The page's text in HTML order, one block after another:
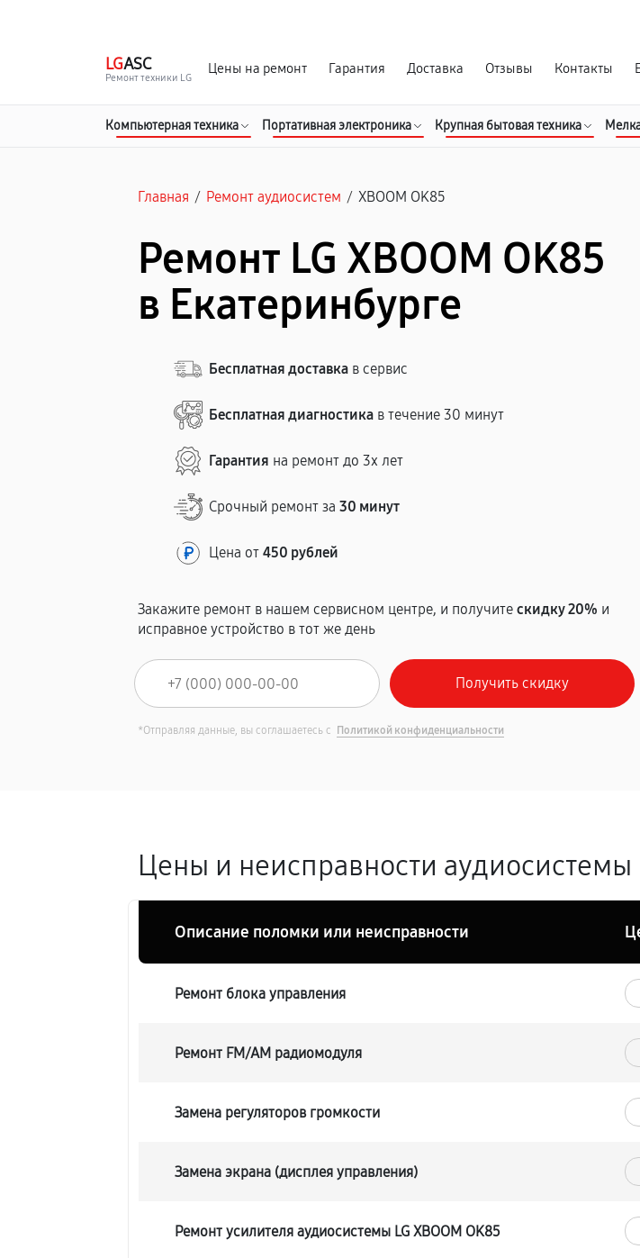
LGASC
Ремонт техники LG
Цены на ремонт Гарантия Доставка Отзывы Контакты
Компьютерная техника Портативная электроника Крупная бытовая техника
Главная / Ремонт аудиосистем / XBOOM OK85
Ремонт LG XBOOM OK85
в Екатеринбурге
Бесплатная доставка в сервис
Бесплатная диагностика в течение 30 минут
Гарантия на ремонт до 3х лет
Срочный ремонт за30 минут
Цена от450 рублей
Закажите ремонт в нашем сервисном центре, и получитескидку 20% и
исправное устройство в тот же день
*Отправляя данные, вы соглашаетесь с Политикой конфиденциальности
Цены и неисправности аудиосистемы
Описание поломки или неисправности
Ремонт блока управления
Ремонт FM/AM радиомодуля
Замена регуляторов громкости
Замена экрана (дисплея управления)
Ремонт усилителя аудиосистемы LG XBOOM OK85